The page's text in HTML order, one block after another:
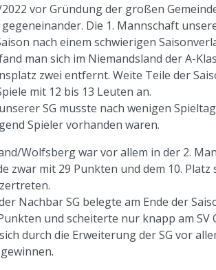
vor Gründung der großen
gegeneinander. Die 1. Mannschaft
nach einem schwierigen
man sich im Niemandsland der A-
zwei entfernt. Weite Teile der
mit 12 bis 13 Leuten an.
SG musste nach wenigen
Spieler vorhanden waren.
Wolfsberg war vor allem in der 2.
zwar mit 29 Punkten und dem 10.
Nachbar SG belegte am Ende der
und scheiterte nur knapp am
durch die Erweiterung der SG vor